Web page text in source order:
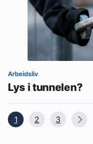
Arbeidsliv
Lys i tunnelen?
1 2 3